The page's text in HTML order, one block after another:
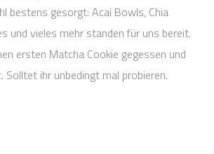
bestens gesorgt: Acai Bowls, Chia
und vieles mehr standen für uns bereit.
ersten Matcha Cookie gegessen und
ihr unbedingt mal probieren.